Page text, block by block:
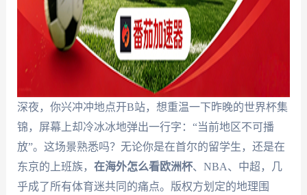
深夜，你兴冲冲地点开B站，想重温一下昨晚的世界杯集
锦，屏幕上却冷冰冰地弹出一行字：“当前地区不可播
放”。这场景熟悉吗？无论你是在首尔的留学生，还是在
东京的上班族， 在海外怎么看欧洲杯、NBA、中超，几
乎成了所有体育迷共同的痛点。版权方划定的地理围